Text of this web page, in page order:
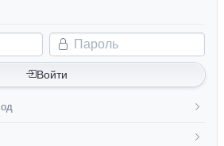
Пароль
Войти